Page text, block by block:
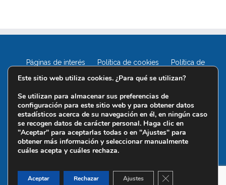
Páginas de interés Política de cookies
Política de
privacidad
Este sitio web utiliza cookies. ¿Para qué se utilizan?
Se utilizan para almacenar sus preferencias de
configuración para este sitio web y para obtener datos
estadísticos acerca de su navegación en él, en ningún caso
se recogen datos de carácter personal. Haga clic en
"Aceptar" para aceptarlas todas o en "Ajustes" para
obtener más información y seleccionar manualmente
cuáles acepta y cuáles rechaza.
Aceptar Rechazar Ajustes Cerrar el banner